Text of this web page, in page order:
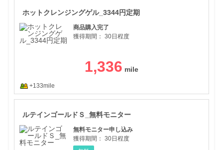
ホットクレンジングゲル_3344円定期
商品購入完了
獲得期間： 30日程度
1,336
+133mile
ルテインゴールドＳ_無料モニター
無料モニター申し込み
獲得期間： 30日程度